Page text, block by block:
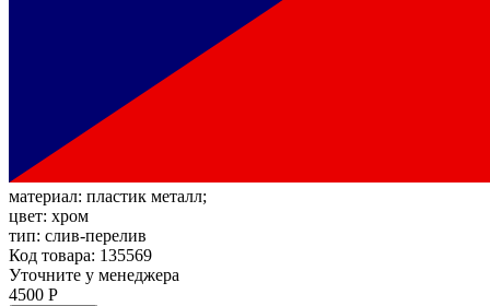
материал: пластик металл;
цвет: хром
тип: слив-перелив
Код товара: 135569
Уточните у менеджера
4500 Р